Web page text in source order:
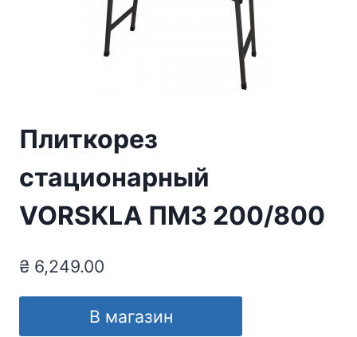
Плиткорез
стационарный
VORSKLA ПМЗ 200/800
₴ 6,249.00
В магазин